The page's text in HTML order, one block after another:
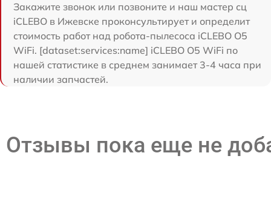
Закажите звонок или позвоните и наш мастер сц
iCLEBO в Ижевске проконсультирует и определит
стоимость работ над робота-пылесоса iCLEBO O5
WiFi. [dataset:services:name] iCLEBO O5 WiFi по
нашей статистике в среднем занимает 3-4 часа при
наличии запчастей.
Отзывы пока еще не